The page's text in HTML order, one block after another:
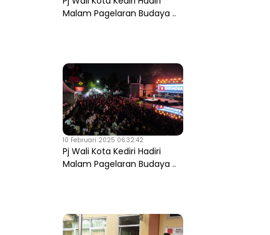
Malam Pagelaran Budaya ..
10 Februari 2025 06:32:42
Pj Wali Kota Kediri Hadiri
Malam Pagelaran Budaya ..